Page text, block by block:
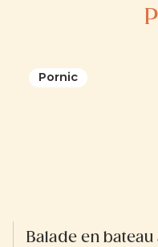
Pornic
Balade en bateau